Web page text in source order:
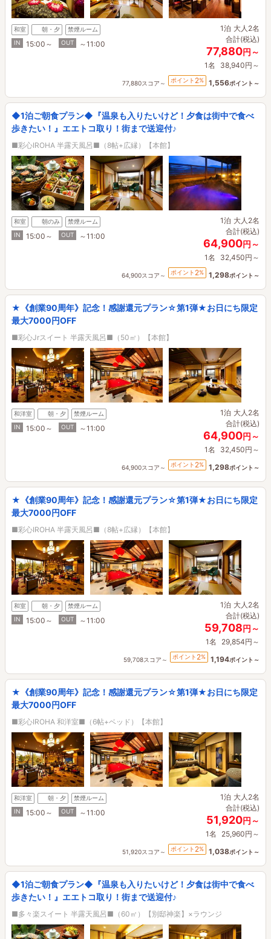
和室 朝・夕
禁煙ルーム
IN
15:00～ OUT ～11:00
1泊 大人2名
合計(税込)
77,880円～
1名 38,940円～
77,880スコア～ ポイント 2% 1,556ポイント～
◆1泊ご朝食プラン◆『温泉も入りたいけど！夕食は街中で食べ
歩きたい！』エエトコ取り！街まで送迎付♪
■彩心IROHA 半露天風呂■（8帖+広縁）【本館】
和室 朝のみ
禁煙ルーム
IN
15:00～ OUT ～11:00
1泊 大人2名
合計(税込)
64,900円～
1名 32,450円～
64,900スコア～ ポイント 2% 1,298ポイント～
★《創業90周年》記念！感謝還元プラン☆第1弾★お日にち限定
最大7000円OFF
■彩心Jrスイート 半露天風呂■（50㎡）【本館】
和洋室 朝・夕
禁煙ルーム
IN
15:00～ OUT ～11:00
1泊 大人2名
合計(税込)
64,900円～
1名 32,450円～
64,900スコア～ ポイント 2% 1,298ポイント～
★《創業90周年》記念！感謝還元プラン☆第1弾★お日にち限定
最大7000円OFF
■彩心IROHA 半露天風呂■（8帖+広縁）【本館】
和室 朝・夕
禁煙ルーム
IN
15:00～ OUT ～11:00
1泊 大人2名
合計(税込)
59,708円～
1名 29,854円～
59,708スコア～ ポイント 2% 1,194ポイント～
★《創業90周年》記念！感謝還元プラン☆第1弾★お日にち限定
最大7000円OFF
■彩心IROHA 和洋室■（6帖+ベッド）【本館】
和洋室 朝・夕
禁煙ルーム
IN
15:00～ OUT ～11:00
1泊 大人2名
合計(税込)
51,920円～
1名 25,960円～
51,920スコア～ ポイント 2% 1,038ポイント～
◆1泊ご朝食プラン◆『温泉も入りたいけど！夕食は街中で食べ
歩きたい！』エエトコ取り！街まで送迎付♪
■多々楽スイート 半露天風呂■（60㎡）【別邸神楽】×ラウンジ